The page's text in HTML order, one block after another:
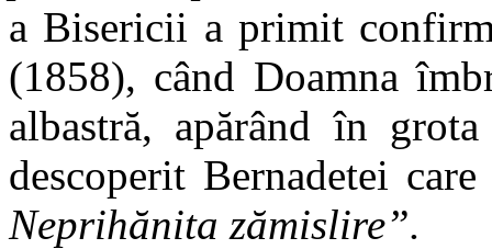
a Bisericii a primit
(1858), când Doamna
albastră, apărând în
descoperit Bernadetei
Neprihănita zămislire”.